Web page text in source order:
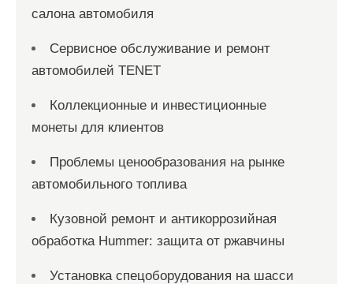
салона автомобиля
Сервисное обслуживание и ремонт
автомобилей TENET
Коллекционные и инвестиционные
монеты для клиентов
Проблемы ценообразования на рынке
автомобильного топлива
Кузовной ремонт и антикоррозийная
обработка Hummer: защита от ржавчины
Установка спецоборудования на шасси